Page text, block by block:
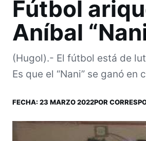
Fútbol
Aníbal
(Hugol).- El fútbol está de
Es que el “Nani” se ganó en
FECHA: 23 MARZO 2022POR